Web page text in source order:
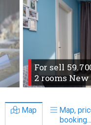
For sell
2 rooms New
Map
Map,
booking...